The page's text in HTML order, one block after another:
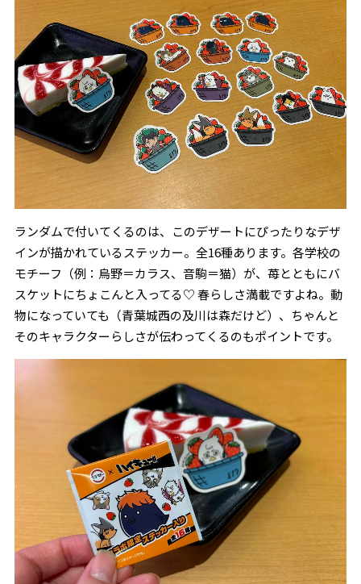
ランダムで付いてくるのは、このデザートにぴったりなデザ
インが描かれているステッカー。全16種あります。各学校の
モチーフ（例：烏野＝カラス、音駒＝猫）が、苺とともにバ
スケットにちょこんと入ってる♡ 春らしさ満載ですよね。動
物になっていても（青葉城西の及川は森だけど）、ちゃんと
そのキャラクターらしさが伝わってくるのもポイントです。